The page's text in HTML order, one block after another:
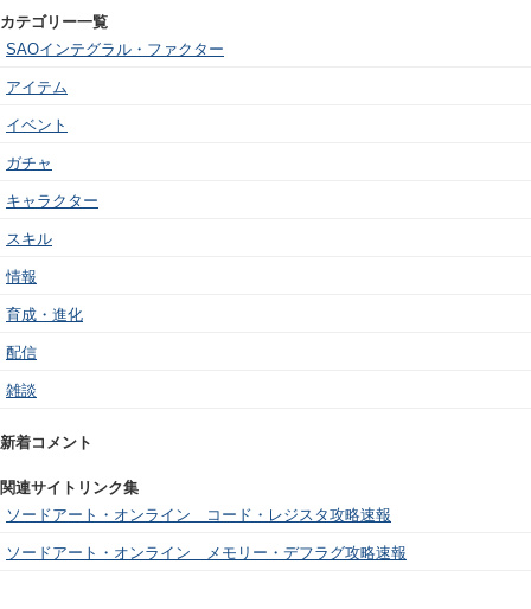
カテゴリー一覧
SAOインテグラル・ファクター
アイテム
イベント
ガチャ
キャラクター
スキル
情報
育成・進化
配信
雑談
新着コメント
関連サイトリンク集
ソードアート・オンライン コード・レジスタ攻略速報
ソードアート・オンライン メモリー・デフラグ攻略速報